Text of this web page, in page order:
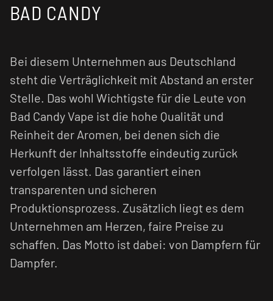
BAD CANDY
Bei diesem Unternehmen aus Deutschland
steht die Verträglichkeit mit Abstand an erster
Stelle. Das wohl Wichtigste für die Leute von
Bad Candy Vape ist die hohe Qualität und
Reinheit der Aromen, bei denen sich die
Herkunft der Inhaltsstoffe eindeutig zurück
verfolgen lässt. Das garantiert einen
transparenten und sicheren
Produktionsprozess. Zusätzlich liegt es dem
Unternehmen am Herzen, faire Preise zu
schaffen. Das Motto ist dabei: von Dampfern für
Dampfer.